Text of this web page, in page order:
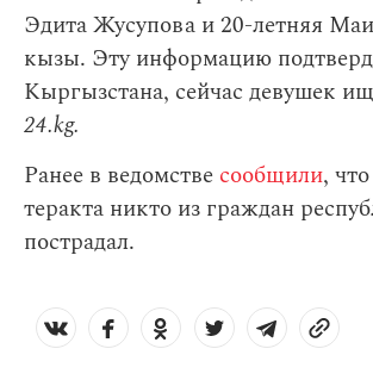
Эдита Жусупова и 20-летняя
кызы. Эту информацию
Кыргызстана, сейчас девушек
24.kg.
Ранее в ведомстве сообщили,
теракта никто из граждан
пострадал.